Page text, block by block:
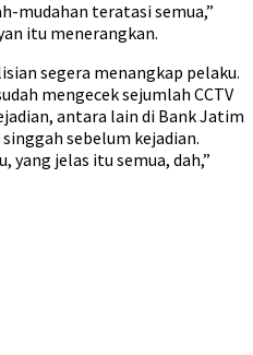
mudahan teratasi semua,”
itu menerangkan.
segera menangkap pelaku.
mengecek sejumlah CCTV
antara lain di Bank Jatim
sebelum kejadian.
yang jelas itu semua, dah,”